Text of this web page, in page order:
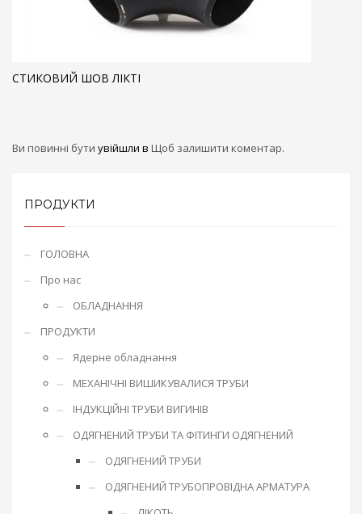
СТИКОВИЙ ШОВ ЛІКТІ
Ви повинні бути увійшли в Щоб залишити коментар.
ПРОДУКТИ
ГОЛОВНА
Про нас
ОБЛАДНАННЯ
ПРОДУКТИ
Ядерне обладнання
МЕХАНІЧНІ ВИШИКУВАЛИСЯ ТРУБИ
ІНДУКЦІЙНІ ТРУБИ ВИГИНІВ
ОДЯГНЕНИЙ ТРУБИ ТА ФІТИНГИ ОДЯГНЕНИЙ
ОДЯГНЕНИЙ ТРУБИ
ОДЯГНЕНИЙ ТРУБОПРОВІДНА АРМАТУРА